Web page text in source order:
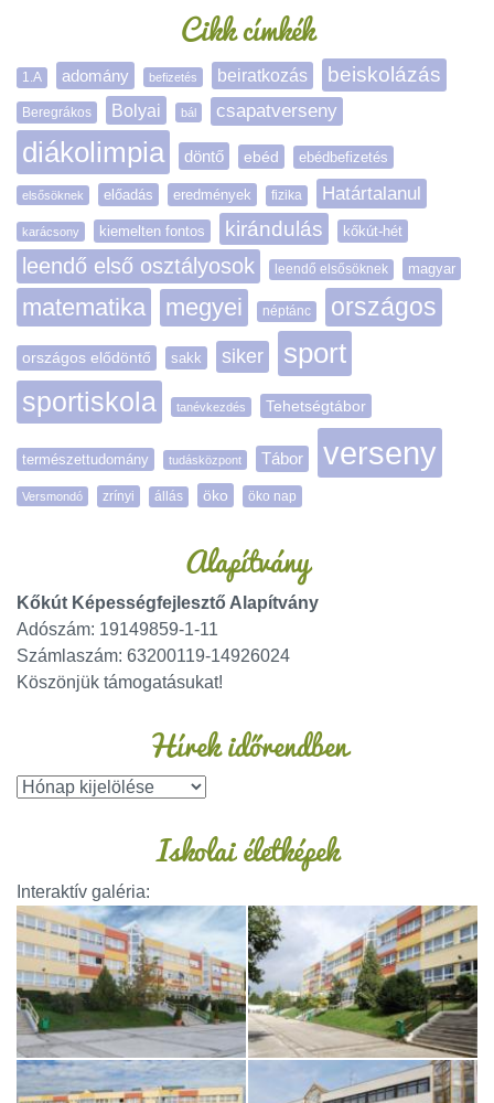
Cikk címkék
1.A adomány befizetés beiratkozás beiskolázás
Beregrákos Bolyai bál csapatverseny
diákolimpia döntő ebéd ebédbefizetés
elsősöknek előadás eredmények fizika Határtalanul
karácsony kiemelten fontos kirándulás kőkút-hét
leendő első osztályosok leendő elsősöknek magyar
matematika megyei néptánc országos
országos elődöntő sakk siker sport
sportiskola tanévkezdés Tehetségtábor
természettudomány tudásközpont Tábor verseny
Versmondó zrínyi állás öko öko nap
Alapítvány
Kőkút Képességfejlesztő Alapítvány
Adószám: 19149859-1-11
Számlaszám: 63200119-14926024
Köszönjük támogatásukat!
Hírek időrendben
Iskolai életképek
Interaktív galéria: